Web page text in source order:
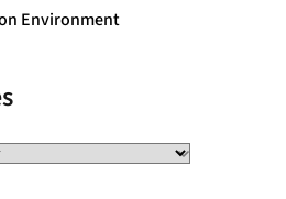
Environment